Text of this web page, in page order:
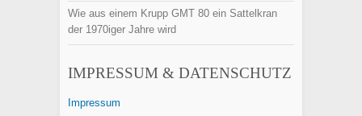
Wie aus einem Krupp GMT 80 ein Sattelkran
der 1970iger Jahre wird
IMPRESSUM & DATENSCHUTZ
Impressum